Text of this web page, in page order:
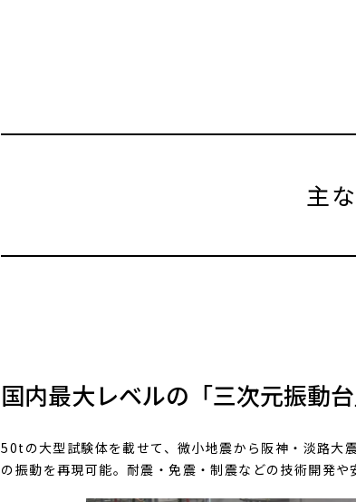
主
国内最大レベルの「三次元振動台
50tの大型試験体を載せて、微小地震から阪神・淡路大
の振動を再現可能。耐震・免震・制震などの技術開発や